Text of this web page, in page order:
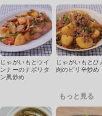
じゃがいもとウイ
ンナーのナポリタ
ン風炒め
じゃがいもとひ
肉のピリ辛炒め
もっと見る